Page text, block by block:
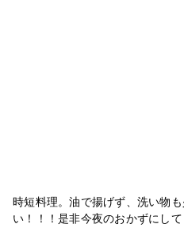
時短料理。油で揚げず、洗い物
い！！！是非今夜のおかずにして